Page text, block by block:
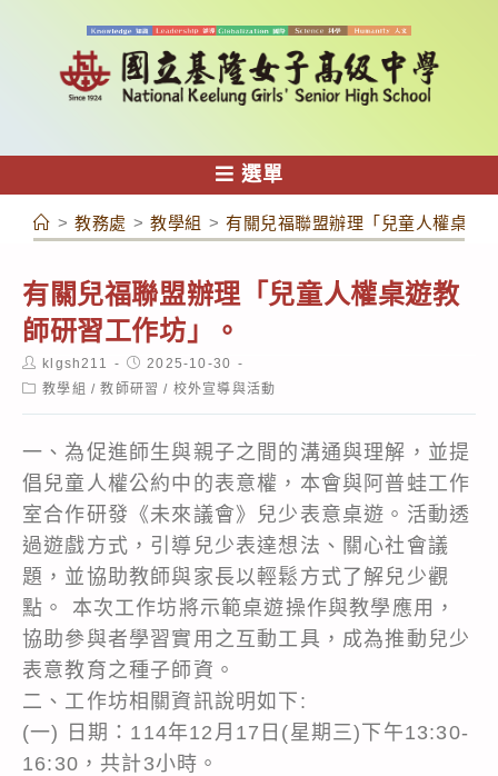
容
選單
> 教務處 > 教學組 > 有關兒福聯盟辦理「兒童人權桌遊
有關兒福聯盟辦理「兒童人權桌遊教
師研習工作坊」。
Post
author:
klgsh211
Post
published:
2025-10-30
Post教學組 / 教師研習 / 校外宣導與活動
一、為促進師生與親子之間的溝通與理解，並提
倡兒童人權公約中的表意權，本會與阿普蛙工作
室合作研發《未來議會》兒少表意桌遊。活動透
過遊戲方式，引導兒少表達想法、關心社會議
題，並協助教師與家長以輕鬆方式了解兒少觀
點。 本次工作坊將示範桌遊操作與教學應用，
協助參與者學習實用之互動工具，成為推動兒少
表意教育之種子師資。
二、工作坊相關資訊說明如下:
(一) 日期：114年12月17日(星期三)下午13:30-
16:30，共計3小時。